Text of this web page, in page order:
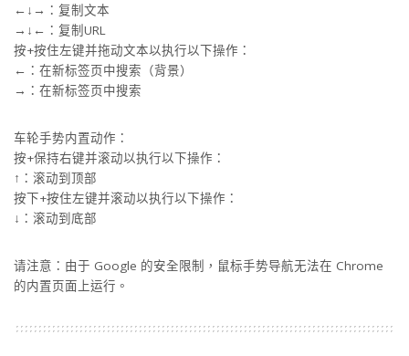
←↓→：复制文本
→↓←：复制URL
按+按住左键并拖动文本以执行以下操作：
←：在新标签页中搜索（背景）
→：在新标签页中搜索
车轮手势内置动作：
按+保持右键并滚动以执行以下操作：
↑：滚动到顶部
按下+按住左键并滚动以执行以下操作：
↓：滚动到底部
请注意：由于 Google 的安全限制，鼠标手势导航无法在 Chrome
的内置页面上运行。